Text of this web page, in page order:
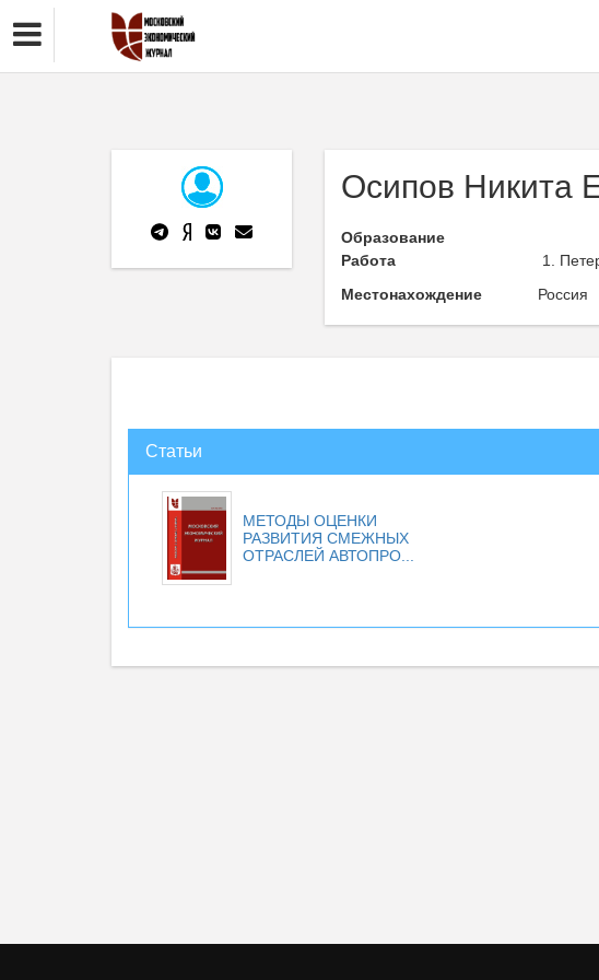
Осипов Никита
Образование
Работа
Местонахождение
Россия
Статьи
МЕТОДЫ ОЦЕНКИ
РАЗВИТИЯ СМЕЖНЫХ
ОТРАСЛЕЙ АВТОПРО...